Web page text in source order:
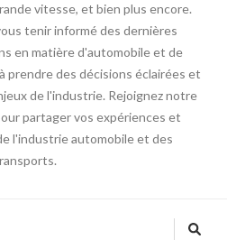
vitesse, et bien plus encore.
tenir informé des dernières
en matière d'automobile et de
prendre des décisions éclairées et
de l'industrie. Rejoignez notre
partager vos expériences et
l'industrie automobile et des